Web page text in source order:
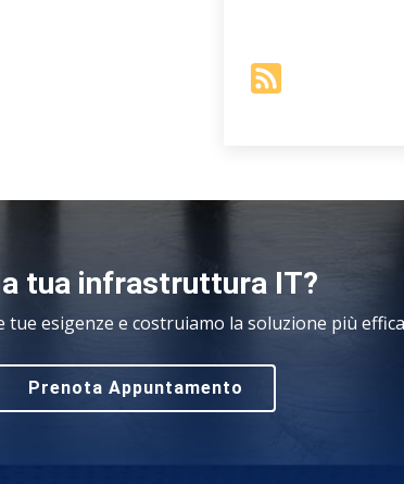
tua infrastruttura IT?
esigenze e costruiamo la soluzione più
Prenota Appuntamento